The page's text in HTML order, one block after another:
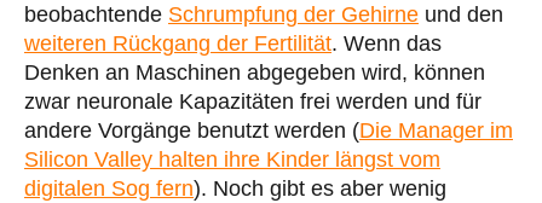
beobachtende Schrumpfung der Gehirne und den
weiteren Rückgang der Fertilität. Wenn das
Denken an Maschinen abgegeben wird, können
zwar neuronale Kapazitäten frei werden und für
andere Vorgänge benutzt werden (Die Manager im
Silicon Valley halten ihre Kinder längst vom
digitalen Sog fern). Noch gibt es aber wenig